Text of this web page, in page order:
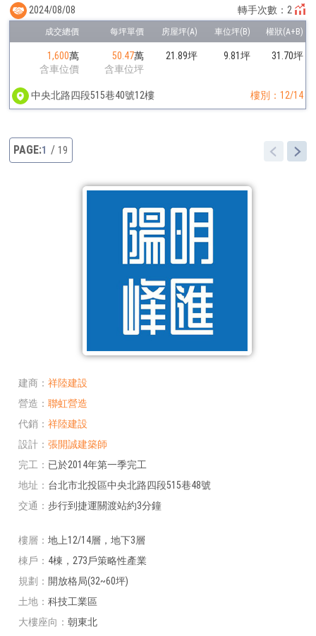
建商
祥陸建設
營造
聯虹營造
代銷
祥陸建設
設計
張開誠建築師
完工
已於2014年第一季完工
地址
台北市北投區中央北路四段515巷48號
交通
步行到捷運關渡站約3分鐘
樓層
地上12/14層，地下3層
棟戶
4棟，273戶策略性產業
規劃
開放格局(32~60坪)
土地
科技工業區
大樓座向
朝東北
1,600萬
含車位價
50.47萬
含車位坪
21.89坪 9.81坪 31.70坪
中央北路四段515巷40號12樓 樓別：12/14
2024/08/08 轉手次數：2
1 19